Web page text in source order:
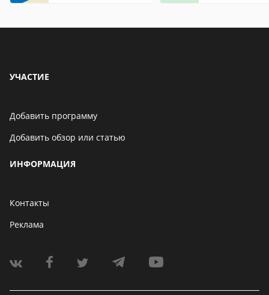
УЧАСТИЕ
Добавить программу
Добавить обзор или статью
ИНФОРМАЦИЯ
Контакты
Реклама